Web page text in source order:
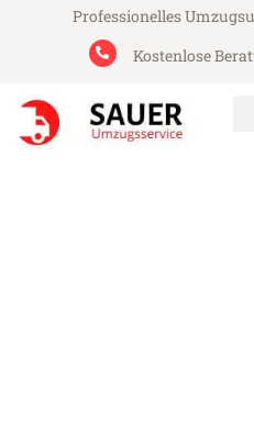
Professionelles
Kostenlose